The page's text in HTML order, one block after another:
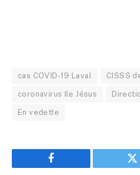
cas COVID-19 Laval CISSS
coronavirus île Jésus
En vedette
Facebook